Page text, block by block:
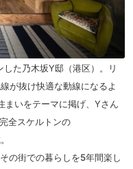
た乃木坂Y邸（港区）。リ
が抜け快適な動線になるよ
まいをテーマに掲げ、Yさん
全スケルトンの
の街での暮らしを5年間楽し